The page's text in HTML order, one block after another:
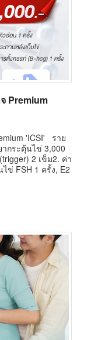
Premium
'ICSI' ราย
กระตุ้นไข่ 3,000
2 เข็ม2. ค่า
ข่ FSH 1 ครั้ง, E2